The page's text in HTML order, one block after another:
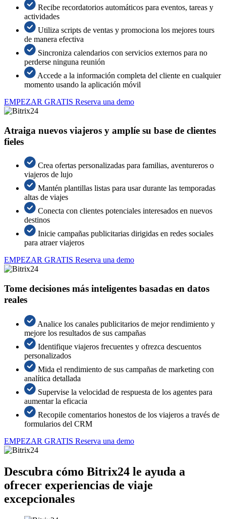
Recibe recordatorios automáticos para eventos, tareas y
actividades
Utiliza scripts de ventas y promociona los mejores tours
de manera efectiva
Sincroniza calendarios con servicios externos para no
perderse ninguna reunión
Accede a la información completa del cliente en cualquier
momento usando la aplicación móvil
EMPEZAR GRATIS Reserva una demo
Atraiga nuevos viajeros y amplíe su base de clientes
fieles
Crea ofertas personalizadas para familias, aventureros o
viajeros de lujo
Mantén plantillas listas para usar durante las temporadas
altas de viajes
Conecta con clientes potenciales interesados en nuevos
destinos
Inicie campañas publicitarias dirigidas en redes sociales
para atraer viajeros
EMPEZAR GRATIS Reserva una demo
Tome decisiones más inteligentes basadas en datos
reales
Analice los canales publicitarios de mejor rendimiento y
mejore los resultados de sus campañas
Identifique viajeros frecuentes y ofrezca descuentos
personalizados
Mida el rendimiento de sus campañas de marketing con
analítica detallada
Supervise la velocidad de respuesta de los agentes para
aumentar la eficacia
Recopile comentarios honestos de los viajeros a través de
formularios del CRM
EMPEZAR GRATIS Reserva una demo
Descubra cómo Bitrix24 le ayuda a
ofrecer experiencias de viaje
excepcionales